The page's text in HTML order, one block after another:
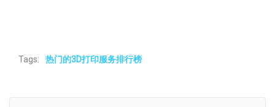
Tags: 热门的3D打印服务排行榜